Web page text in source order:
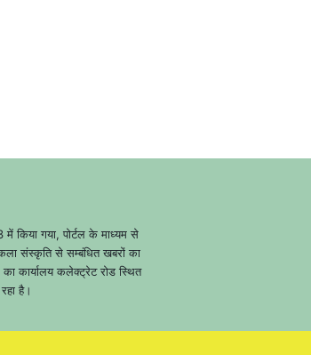
में किया गया, पोर्टल के माध्यम से
संस्कृति से सम्बंधित खबरों का
का कार्यालय कलेक्ट्रेट रोड स्थित
है।